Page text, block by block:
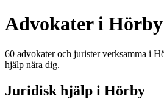
Advokater i Hörby
60 advokater och jurister verksamma i
hjälp nära dig.
Juridisk hjälp i Hörby